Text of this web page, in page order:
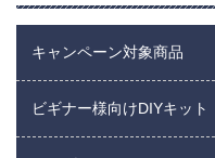
キャンペーン対象商品
ビギナー様向けDIYキット